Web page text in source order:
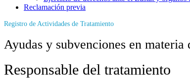
Reclamación previa
Registro de Actividades de Tratamiento
Ayudas y subvenciones en
Responsable del tratamiento